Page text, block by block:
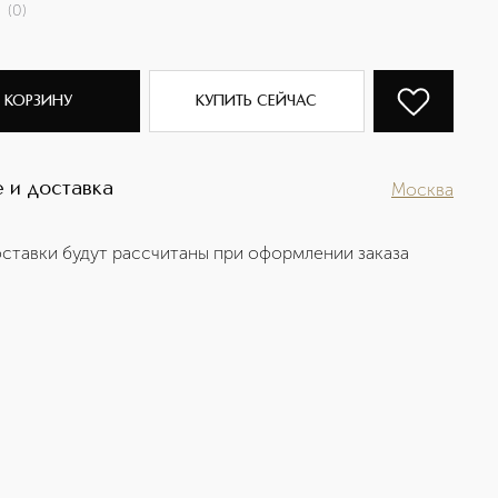
(0)
КОРЗИНУ КУПИТЬ СЕЙЧАС
и доставка Москва
будут рассчитаны при оформлении заказа